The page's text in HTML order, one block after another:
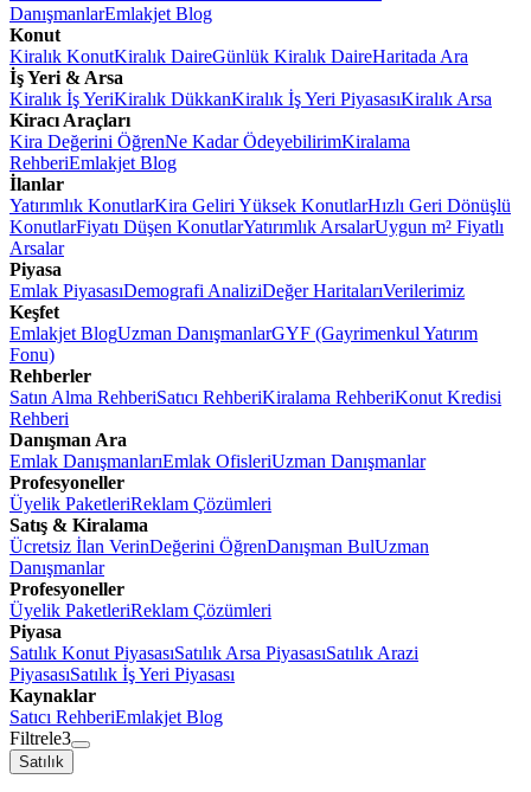
DanışmanlarEmlakjet Blog
Konut
Kiralık KonutKiralık DaireGünlük Kiralık DaireHaritada Ara
İş Yeri & Arsa
Kiralık İş YeriKiralık DükkanKiralık İş Yeri PiyasasıKiralık Arsa
Kiracı Araçları
Kira Değerini ÖğrenNe Kadar ÖdeyebilirimKiralama
RehberiEmlakjet Blog
İlanlar
Yatırımlık KonutlarKira Geliri Yüksek KonutlarHızlı Geri Dönüşlü
KonutlarFiyatı Düşen KonutlarYatırımlık ArsalarUygun m² Fiyatlı
Arsalar
Piyasa
Emlak PiyasasıDemografi AnaliziDeğer HaritalarıVerilerimiz
Keşfet
Emlakjet BlogUzman DanışmanlarGYF (Gayrimenkul Yatırım
Fonu)
Rehberler
Satın Alma RehberiSatıcı RehberiKiralama RehberiKonut Kredisi
Rehberi
Danışman Ara
Emlak DanışmanlarıEmlak OfisleriUzman Danışmanlar
Profesyoneller
Üyelik PaketleriReklam Çözümleri
Satış & Kiralama
Ücretsiz İlan VerinDeğerini ÖğrenDanışman BulUzman
Danışmanlar
Profesyoneller
Üyelik PaketleriReklam Çözümleri
Piyasa
Satılık Konut PiyasasıSatılık Arsa PiyasasıSatılık Arazi
PiyasasıSatılık İş Yeri Piyasası
Kaynaklar
Satıcı RehberiEmlakjet Blog
Filtrele3
Satılık